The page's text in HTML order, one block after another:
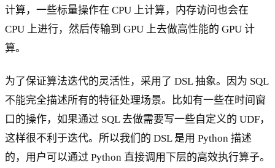
计算，一些标量操作在 CPU 上计算，内存访问也会在
CPU 上进行，然后传输到 GPU 上去做高性能的 GPU 计
算。
为了保证算法迭代的灵活性，采用了 DSL 抽象。因为 SQL
不能完全描述所有的特征处理场景。比如有一些在时间窗
口的操作，如果通过 SQL 去做需要写一些自定义的 UDF，
这样很不利于迭代。所以我们的 DSL 是用 Python 描述
的，用户可以通过 Python 直接调用下层的高效执行算子。